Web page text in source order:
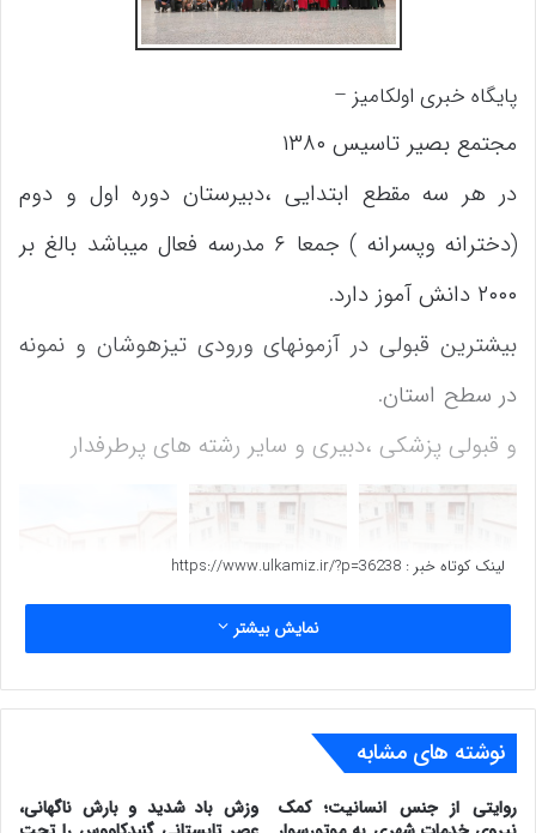
پایگاه خبری اولکامیز –
مجتمع بصیر تاسیس ۱۳۸۰
در هر سه مقطع ابتدایی ،دبیرستان دوره اول و دوم
(دخترانه وپسرانه ) جمعا ۶ مدرسه فعال میباشد بالغ بر
۲۰۰۰ دانش آموز دارد.
بیشترین قبولی در آزمونهای ورودی تیزهوشان و نمونه
در سطح استان.
و قبولی پزشکی ،دبیری و سایر رشته های پرطرفدار
موسس عبدالخلیل مختومی.
مدیر ابتدایی پسرانه خانم ایگدری
لینک کوتاه خبر : https://www.ulkamiz.ir/?p=36238
نمایش بیشتر
نوشته های مشابه
روایتی از جنس انسانیت؛ کمک
وزش باد شدید و بارش ناگهانی،